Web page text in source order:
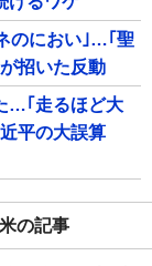
のにおい｣…｢聖
招いた反動
…｢走るほど大
平の大誤算
の記事